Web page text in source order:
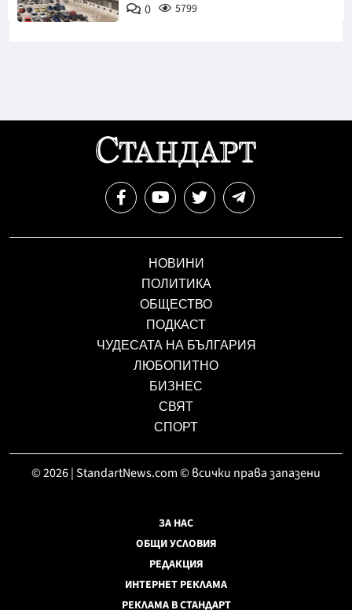
0 5799
НОВИНИ
ПОЛИТИКА
ОБЩЕСТВО
ПОДКАСТ
ЧУДЕСАТА НА БЪЛГАРИЯ
ЛЮБОПИТНО
БИЗНЕС
СВЯТ
СПОРТ
© 2026 | StandartNews.com © всички права запазени
ЗА НАС
ОБЩИ УСЛОВИЯ
РЕДАКЦИЯ
ИНТЕРНЕТ РЕКЛАМА
РЕКЛАМА В СТАНДАРТ